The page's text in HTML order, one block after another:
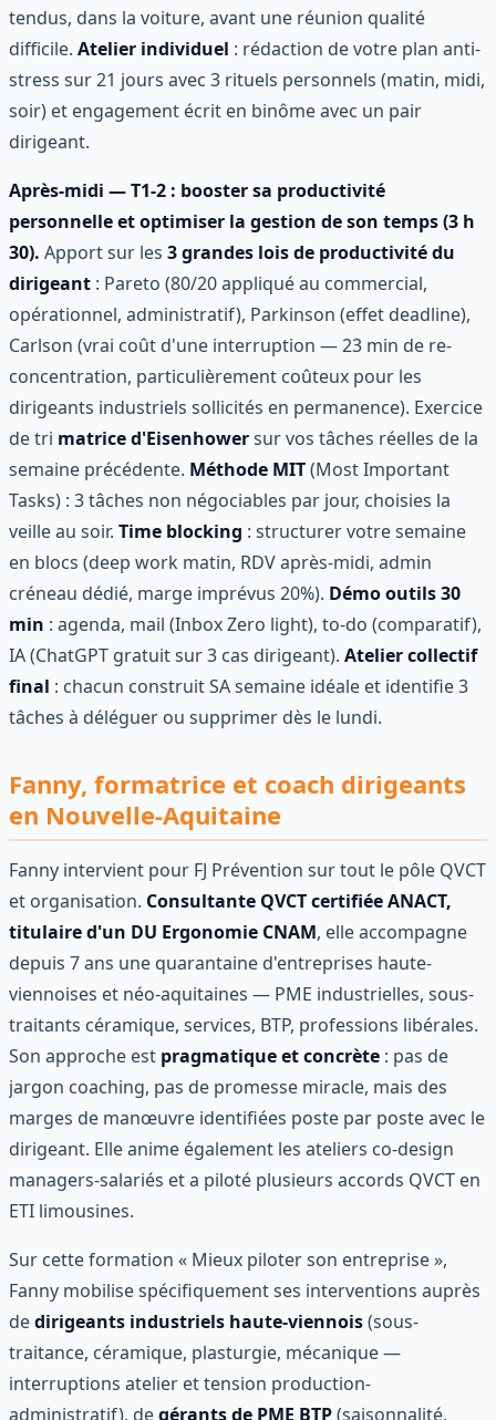
tendus, dans la voiture, avant une réunion qualité
difficile. Atelier individuel : rédaction de votre plan anti-
stress sur 21 jours avec 3 rituels personnels (matin, midi,
soir) et engagement écrit en binôme avec un pair
dirigeant.
Après-midi — T1-2 : booster sa productivité
personnelle et optimiser la gestion de son temps (3 h
30). Apport sur les 3 grandes lois de productivité du
dirigeant : Pareto (80/20 appliqué au commercial,
opérationnel, administratif), Parkinson (effet deadline),
Carlson (vrai coût d'une interruption — 23 min de re-
concentration, particulièrement coûteux pour les
dirigeants industriels sollicités en permanence). Exercice
de tri matrice d'Eisenhowersur vos tâches réelles de la
semaine précédente. Méthode MIT(Most Important
Tasks) : 3 tâches non négociables par jour, choisies la
veille au soir. Time blocking : structurer votre semaine
en blocs (deep work matin, RDV après-midi, admin
créneau dédié, marge imprévus 20%). Démo outils 30
min : agenda, mail (Inbox Zero light), to-do (comparatif),
IA (ChatGPT gratuit sur 3 cas dirigeant). Atelier collectif
final : chacun construit SA semaine idéale et identifie 3
tâches à déléguer ou supprimer dès le lundi.
Fanny, formatrice et coach dirigeants
en Nouvelle-Aquitaine
Fanny intervient pour FJ Prévention sur tout le pôle QVCT
et organisation. Consultante QVCT certifiée ANACT,
titulaire d'un DU Ergonomie CNAM, elle accompagne
depuis 7 ans une quarantaine d'entreprises haute-
viennoises et néo-aquitaines — PME industrielles, sous-
traitants céramique, services, BTP, professions libérales.
Son approche est pragmatique et concrète : pas de
jargon coaching, pas de promesse miracle, mais des
marges de manœuvre identifiées poste par poste avec le
dirigeant. Elle anime également les ateliers co-design
managers-salariés et a piloté plusieurs accords QVCT en
ETI limousines.
Sur cette formation « Mieux piloter son entreprise »,
Fanny mobilise spécifiquement ses interventions auprès
dedirigeants industriels haute-viennois(sous-
traitance, céramique, plasturgie, mécanique —
interruptions atelier et tension production-
administratif), degérants de PME BTP(saisonnalité,